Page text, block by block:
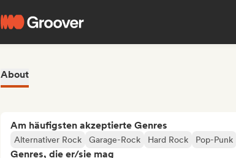
About
Am häufigsten akzeptierte Genres
Alternativer Rock Garage-Rock Hard Rock Pop-Punk
Genres, die er/sie mag